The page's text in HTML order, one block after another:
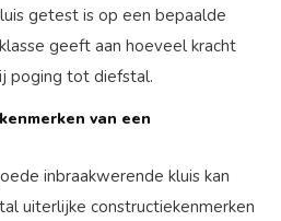
getest is op een bepaalde
geeft aan hoeveel kracht
poging tot diefstal.
van een
inbraakwerende kluis kan
uiterlijke constructiekenmerken